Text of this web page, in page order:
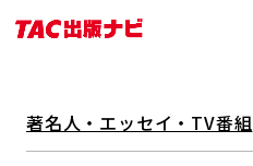
著名人・エッセイ・TV番組